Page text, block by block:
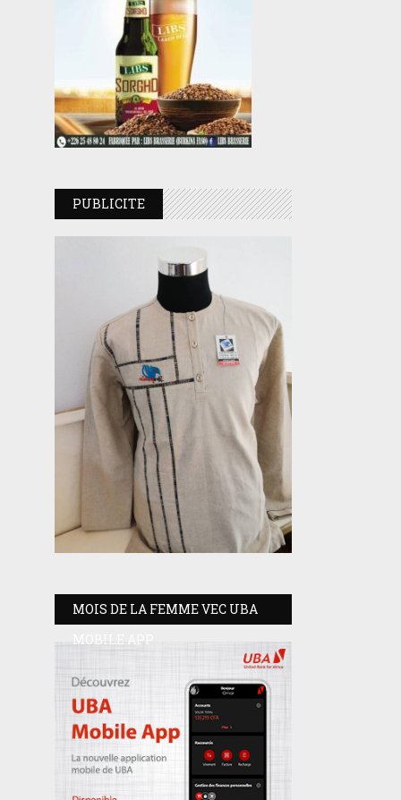
PUBLICITE
MOIS DE LA FEMME VEC UBA
MOBILE APP